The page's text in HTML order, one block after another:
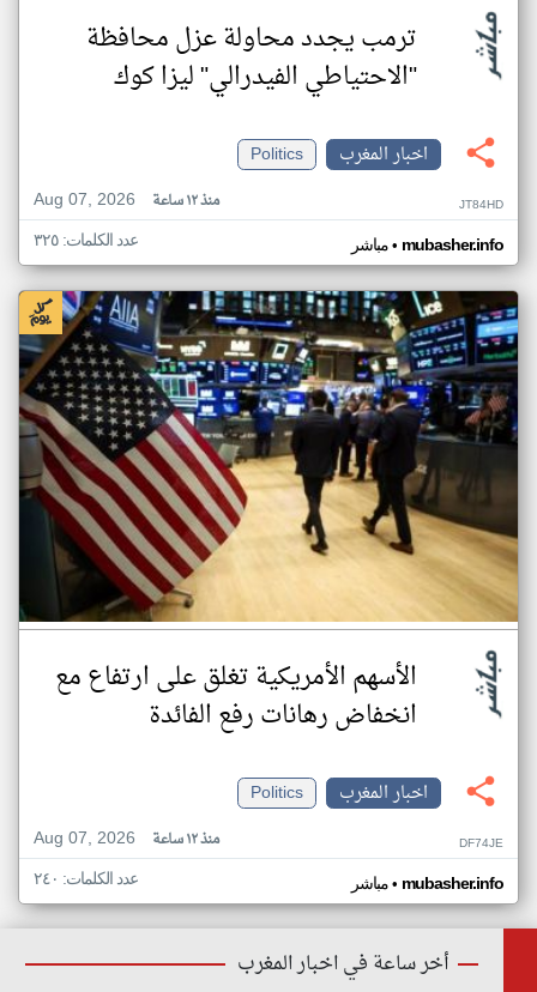
ترمب يجدد محاولة عزل محافظة
"الاحتياطي الفيدرالي" ليزا كوك
اخبار المغرب
Politics
Aug 07, 2026
منذ ١٢ ساعة JT84HD
مباشر• mubasher.info عدد الكلمات: ٣٢٥
الأسهم الأمريكية تغلق على ارتفاع مع
انخفاض رهانات رفع الفائدة
اخبار المغرب
Politics
Aug 07, 2026
منذ ١٢ ساعة DF74JE
مباشر• mubasher.info عدد الكلمات: ٢٤٠
أخر ساعة في اخبار المغرب